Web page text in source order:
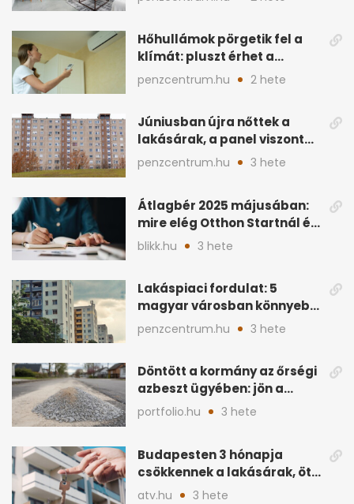
Hőhullámok pörgetik fel a
klímát: pluszt érhet a
lakásban a hűtés
penzcentrum.hu 2 hete
Júniusban újra nőttek a
lakásárak, a panel viszont
lemaradt
penzcentrum.hu 3 hete
Átlagbér 2025 májusában:
mire elég Otthon Startnál és
hitelnél?
blikk.hu 3 hete
Lakáspiaci fordulat: 5
magyar városban könnyebb
lett lakást venni
penzcentrum.hu 3 hete
Döntött a kormány az őrségi
azbeszt ügyében: jön a
rendezés
portfolio.hu 3 hete
Budapesten 3 hónapja
csökkennek a lakásárak, öt
éve nem volt ilyen
atv.hu 3 hete